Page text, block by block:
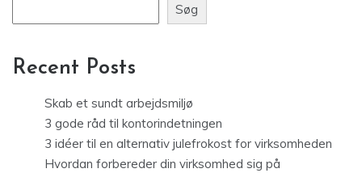
Søg
Recent Posts
Skab et sundt arbejdsmiljø
3 gode råd til kontorindetningen
3 idéer til en alternativ julefrokost for virksomheden
Hvordan forbereder din virksomhed sig på